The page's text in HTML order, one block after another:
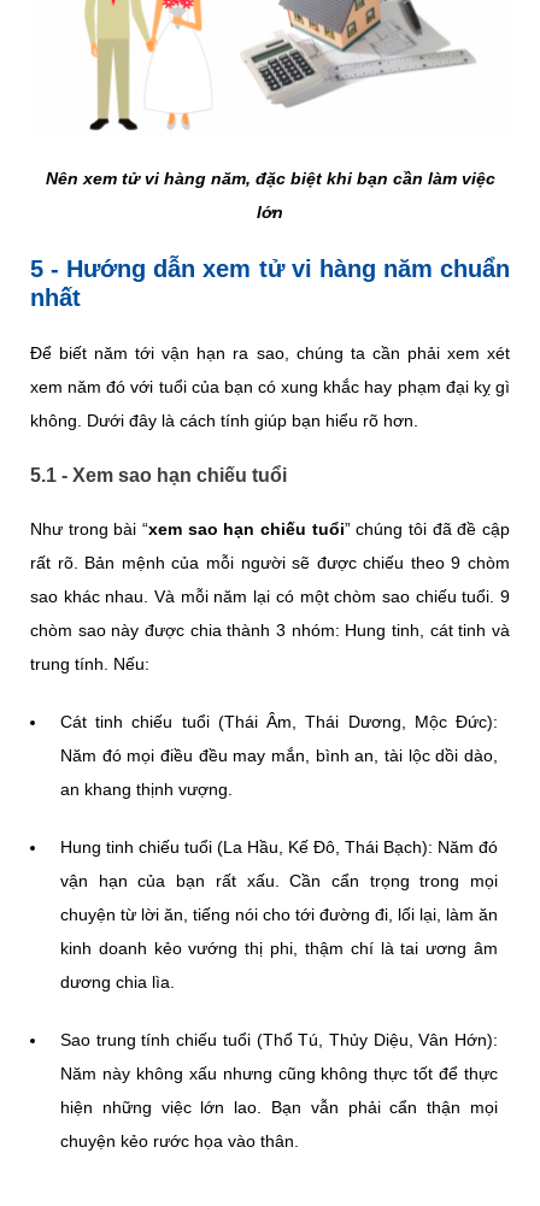
Nên xem tử vi hàng năm, đặc biệt khi bạn cần làm việc
lớn
5 - Hướng dẫn xem tử vi hàng năm chuẩn
nhất
Để biết năm tới vận hạn ra sao, chúng ta cần phải xem xét
xem năm đó với tuổi của bạn có xung khắc hay phạm đại kỵ gì
không. Dưới đây là cách tính giúp bạn hiểu rõ hơn.
5.1 - Xem sao hạn chiếu tuổi
Như trong bài “xem sao hạn chiếu tuổi” chúng tôi đã đề cập
rất rõ. Bản mệnh của mỗi người sẽ được chiếu theo 9 chòm
sao khác nhau. Và mỗi năm lại có một chòm sao chiếu tuổi. 9
chòm sao này được chia thành 3 nhóm: Hung tinh, cát tinh và
trung tính. Nếu:
Cát tinh chiếu tuổi (Thái Âm, Thái Dương, Mộc Đức):
Năm đó mọi điều đều may mắn, bình an, tài lộc dồi dào,
an khang thịnh vượng.
Hung tinh chiếu tuổi (La Hầu, Kế Đô, Thái Bạch): Năm đó
vận hạn của bạn rất xấu. Cần cẩn trọng trong mọi
chuyện từ lời ăn, tiếng nói cho tới đường đi, lối lại, làm ăn
kinh doanh kẻo vướng thị phi, thậm chí là tai ương âm
dương chia lìa.
Sao trung tính chiếu tuổi (Thổ Tú, Thủy Diệu, Vân Hớn):
Năm này không xấu nhưng cũng không thực tốt để thực
hiện những việc lớn lao. Bạn vẫn phải cẩn thận mọi
chuyện kẻo rước họa vào thân.